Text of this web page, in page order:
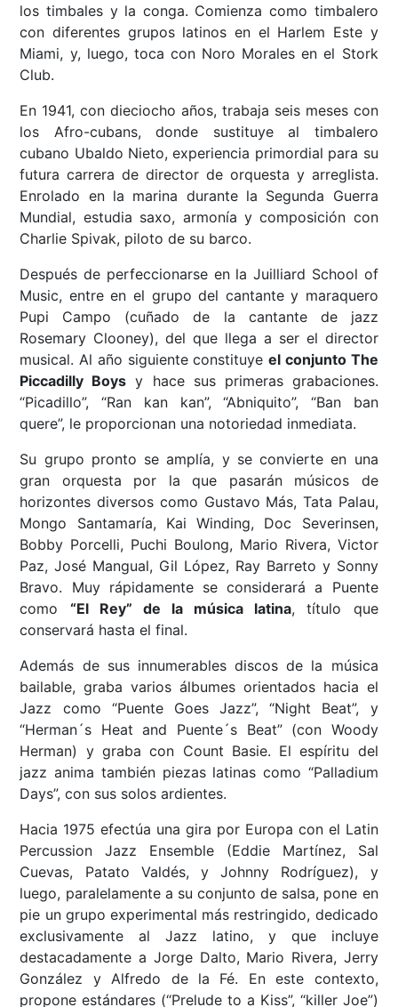
los timbales y la conga. Comienza como timbalero
con diferentes grupos latinos en el Harlem Este y
Miami, y, luego, toca con Noro Morales en el Stork
Club.
En 1941, con dieciocho años, trabaja seis meses con
los Afro-cubans, donde sustituye al timbalero
cubano Ubaldo Nieto, experiencia primordial para su
futura carrera de director de orquesta y arreglista.
Enrolado en la marina durante la Segunda Guerra
Mundial, estudia saxo, armonía y composición con
Charlie Spivak, piloto de su barco.
Después de perfeccionarse en la Juilliard School of
Music, entre en el grupo del cantante y maraquero
Pupi Campo (cuñado de la cantante de jazz
Rosemary Clooney), del que llega a ser el director
musical. Al año siguiente constituyeel conjunto The
Piccadilly Boys y hace sus primeras grabaciones.
“Picadillo”, “Ran kan kan”, “Abniquito”, “Ban ban
quere”, le proporcionan una notoriedad inmediata.
Su grupo pronto se amplía, y se convierte en una
gran orquesta por la que pasarán músicos de
horizontes diversos como Gustavo Más, Tata Palau,
Mongo Santamaría, Kai Winding, Doc Severinsen,
Bobby Porcelli, Puchi Boulong, Mario Rivera, Victor
Paz, José Mangual, Gil López, Ray Barreto y Sonny
Bravo. Muy rápidamente se considerará a Puente
como “El Rey” de la música latina, título que
conservará hasta el final.
Además de sus innumerables discos de la música
bailable, graba varios álbumes orientados hacia el
Jazz como “Puente Goes Jazz”, “Night Beat”, y
“Herman´s Heat and Puente´s Beat” (con Woody
Herman) y graba con Count Basie. El espíritu del
jazz anima también piezas latinas como “Palladium
Days”, con sus solos ardientes.
Hacia 1975 efectúa una gira por Europa con el Latin
Percussion Jazz Ensemble (Eddie Martínez, Sal
Cuevas, Patato Valdés, y Johnny Rodríguez), y
luego, paralelamente a su conjunto de salsa, pone en
pie un grupo experimental más restringido, dedicado
exclusivamente al Jazz latino, y que incluye
destacadamente a Jorge Dalto, Mario Rivera, Jerry
González y Alfredo de la Fé. En este contexto,
propone estándares (“Prelude to a Kiss”, “killer Joe”)